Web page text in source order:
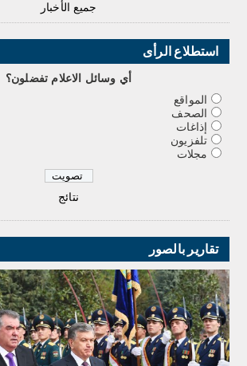
جميع الأخبار
استطلاع الرأى
أي وسائل الاعلام تفضلون؟
المواقع
الصحف
إذاغات
تلفزيون
مجلات
نتائج
تقارير بالصور